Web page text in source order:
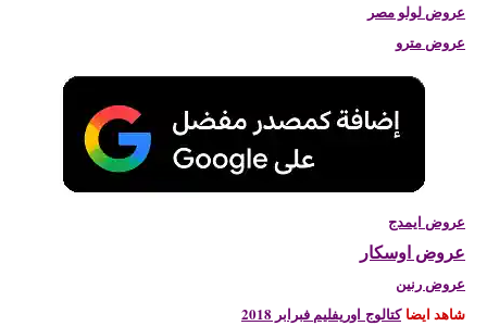
عروض لولو مصر
عروض مترو
عروض ايمدج
عروض اوسكار
عروض رنين
شاهد ايضاكتالوج اوريفليم فبرابر 2018